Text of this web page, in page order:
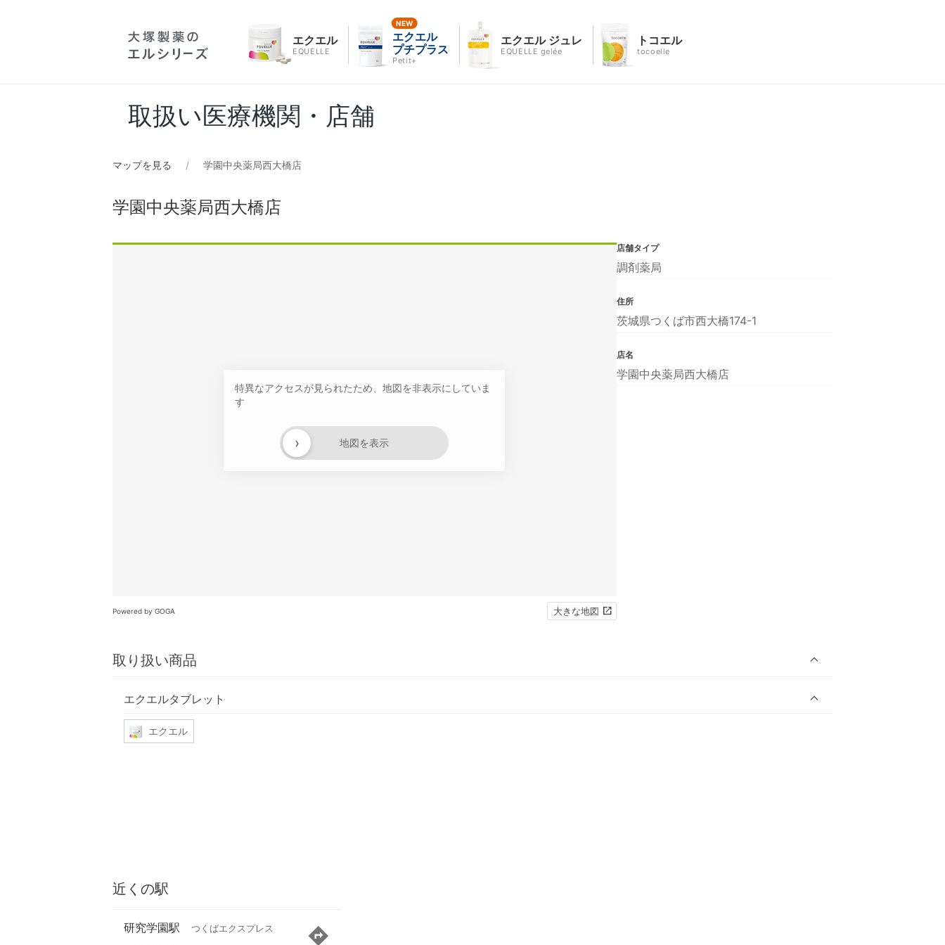
エクエル
EQUELLE
エクエル
プチプラス
Petit+
エクエル ジュレ
EQUELLE gelée
トコエル
tocoelle
取扱い医療機関・店舗
マップを見る 学園中央薬局西大橋店
学園中央薬局西大橋店
特異なアクセスが見られたため、地図を非表示にしていま
す
地図を表示
›
Powered by GOGA 大きな地図
取り扱い商品
エクエルタブレット
エクエル
店舗タイプ
調剤薬局
住所
茨城県つくば市西大橋174-1
店名
学園中央薬局西大橋店
近くの駅
研究学園駅 つくばエクスプレス